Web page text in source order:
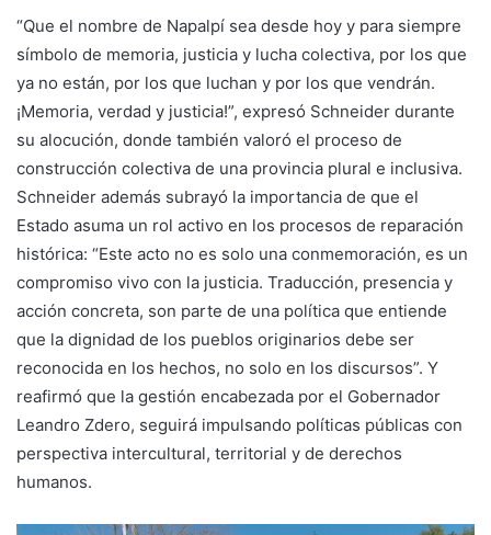
“Que el nombre de Napalpí sea desde hoy y para siempre
símbolo de memoria, justicia y lucha colectiva, por los que
ya no están, por los que luchan y por los que vendrán.
¡Memoria, verdad y justicia!”, expresó Schneider durante
su alocución, donde también valoró el proceso de
construcción colectiva de una provincia plural e inclusiva.
Schneider además subrayó la importancia de que el
Estado asuma un rol activo en los procesos de reparación
histórica: “Este acto no es solo una conmemoración, es un
compromiso vivo con la justicia. Traducción, presencia y
acción concreta, son parte de una política que entiende
que la dignidad de los pueblos originarios debe ser
reconocida en los hechos, no solo en los discursos”. Y
reafirmó que la gestión encabezada por el Gobernador
Leandro Zdero, seguirá impulsando políticas públicas con
perspectiva intercultural, territorial y de derechos
humanos.